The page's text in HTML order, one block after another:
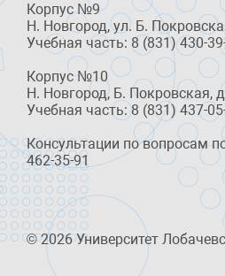
Корпус №9
Н. Новгород, ул. Б.
Учебная часть: 8 (831) 430-
Корпус №10
Н. Новгород, Б. Покровская,
Учебная часть: 8 (831) 437-
Консультации по вопросам
462-35-91
© 2026 Университет